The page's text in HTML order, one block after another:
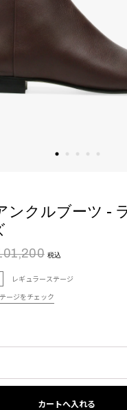
ンクルブーツ -
税込
レギュラーステージ
ージをチェック
カートへ入れる